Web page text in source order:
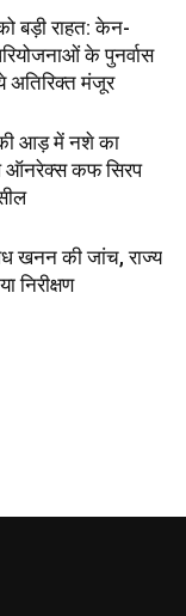
बड़ी राहत: केन-
के पुनर्वास
मंजूर
आड़ में नशे का
ऑनरेक्स कफ सिरप
खनन की जांच, राज्य
निरीक्षण